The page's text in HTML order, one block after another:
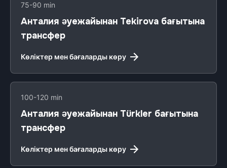
75-90 min
Анталия әуежайынан Tekirova бағытына
трансфер
Көліктер мен бағаларды көру
100-120 min
Анталия әуежайынан Türkler бағытына
трансфер
Көліктер мен бағаларды көру